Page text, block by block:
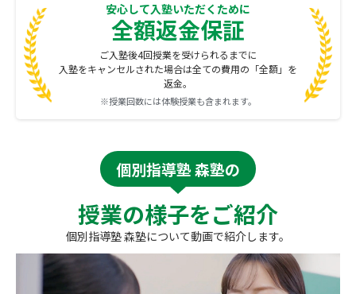
安心して入塾いただくために
全額返金保証
ご入塾後4回授業を受けられるまでに
入塾をキャンセルされた場合は全ての費用の「全額」を
返金。
※授業回数には体験授業も含まれます。
個別指導塾 森塾の
授業の様子をご紹介
個別指導塾 森塾について動画で紹介します。